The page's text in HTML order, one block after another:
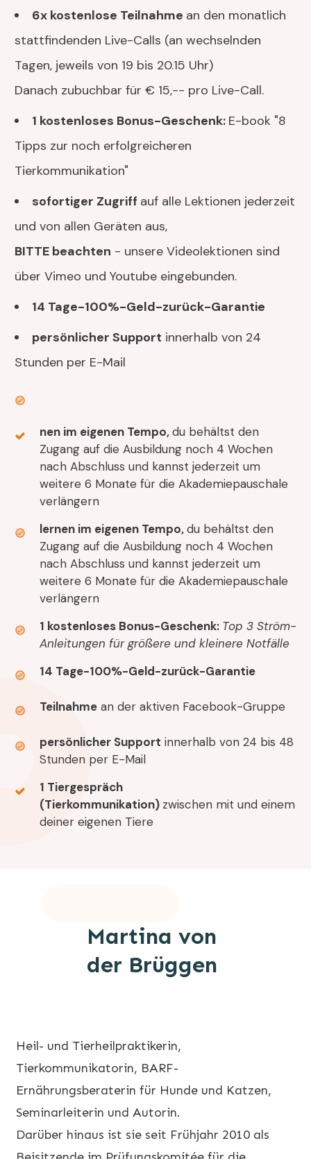
6x kostenlose Teilnahme an den monatlich
stattfindenden Live-Calls (an wechselnden
Tagen, jeweils von 19 bis 20.15 Uhr)
Danach zubuchbar für € 15,-- pro Live-Call.
1 kostenloses Bonus-Geschenk: E-book "8
Tipps zur noch erfolgreicheren
Tierkommunikation"
sofortiger Zugriff auf alle Lektionen jederzeit
und von allen Geräten aus,
BITTE beachten - unsere Videolektionen sind
über Vimeo und Youtube eingebunden.
14 Tage-100%-Geld-zurück-Garantie
persönlicher Support innerhalb von 24
Stunden per E-Mail
nen im eigenen Tempo,du behältst den
Zugang auf die Ausbildung noch 4 Wochen
nach Abschluss und kannst jederzeit um
weitere 6 Monate für die Akademiepauschale
verlängern
lernen im eigenen Tempo,du behältst den
Zugang auf die Ausbildung noch 4 Wochen
nach Abschluss und kannst jederzeit um
weitere 6 Monate für die Akademiepauschale
verlängern
1 kostenloses Bonus-Geschenk: Top 3 Ström-
Anleitungen für größere und kleinere Notfälle
14 Tage-100%-Geld-zurück-Garantie
Teilnahme an der aktiven Facebook-Gruppe
persönlicher Support innerhalb von 24 bis 48
Stunden per E-Mail
1 Tiergespräch
(Tierkommunikation) zwischen mit und einem
deiner eigenen Tiere
Martina von
der Brüggen
Heil- und Tierheilpraktikerin,
Tierkommunikatorin, BARF-
Ernährungsberaterin für Hunde und Katzen,
Seminarleiterin und Autorin.
Darüber hinaus ist sie seit Frühjahr 2010 als